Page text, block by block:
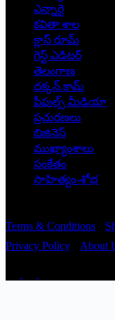
ఎన్నారై
కవితా శాల
క్లాస్ రూమ్
గెస్ట్ ఎడిటర్
తెలంగాణ
దక్కన్.కామ్
పీపుల్స్ ‌మీడియా
ప్రచురణలు
బిజినెస్
ముఖ్యాంశాలు
సంకేతం
సాహిత్యం-శోభ
Terms & Conditions
Privacy Policy
About